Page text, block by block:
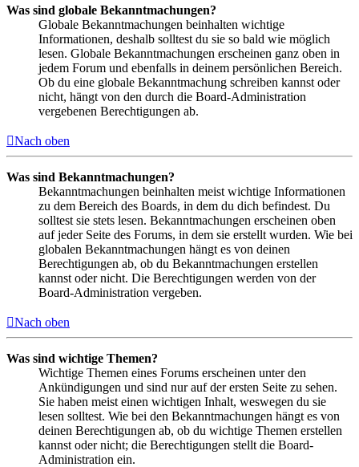
Was sind globale Bekanntmachungen?
Globale Bekanntmachungen beinhalten wichtige
Informationen, deshalb solltest du sie so bald wie möglich
lesen. Globale Bekanntmachungen erscheinen ganz oben in
jedem Forum und ebenfalls in deinem persönlichen Bereich.
Ob du eine globale Bekanntmachung schreiben kannst oder
nicht, hängt von den durch die Board-Administration
vergebenen Berechtigungen ab.
Nach oben
Was sind Bekanntmachungen?
Bekanntmachungen beinhalten meist wichtige Informationen
zu dem Bereich des Boards, in dem du dich befindest. Du
solltest sie stets lesen. Bekanntmachungen erscheinen oben
auf jeder Seite des Forums, in dem sie erstellt wurden. Wie bei
globalen Bekanntmachungen hängt es von deinen
Berechtigungen ab, ob du Bekanntmachungen erstellen
kannst oder nicht. Die Berechtigungen werden von der
Board-Administration vergeben.
Nach oben
Was sind wichtige Themen?
Wichtige Themen eines Forums erscheinen unter den
Ankündigungen und sind nur auf der ersten Seite zu sehen.
Sie haben meist einen wichtigen Inhalt, weswegen du sie
lesen solltest. Wie bei den Bekanntmachungen hängt es von
deinen Berechtigungen ab, ob du wichtige Themen erstellen
kannst oder nicht; die Berechtigungen stellt die Board-
Administration ein.